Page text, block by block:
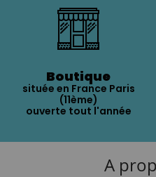
Boutique
située en France Paris
(11ème)
ouverte tout l'année
A